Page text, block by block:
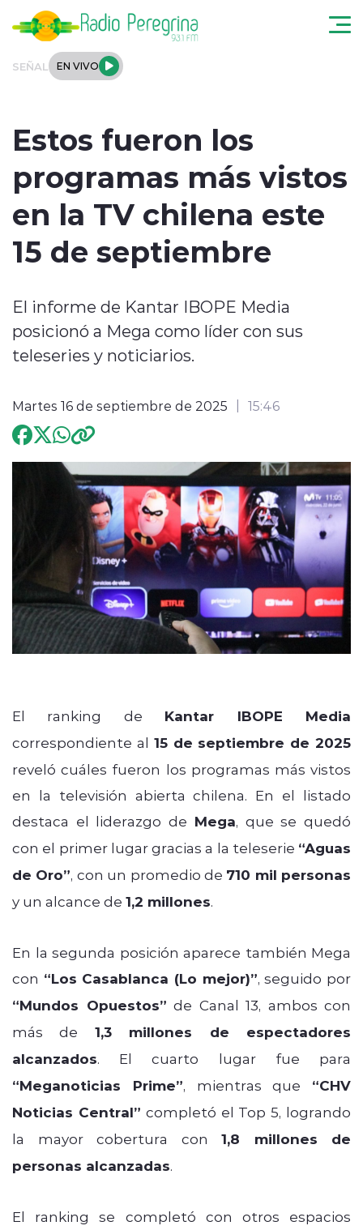
SEÑAL EN VIVO
Tendencias
Podcast
Deportes
Entrevistas
modo claro
Estos fueron los
programas más vistos
en la TV chilena este
15 de septiembre
El informe de Kantar IBOPE Media
posicionó a Mega como líder con sus
teleseries y noticiarios.
Martes 16 de septiembre de 2025 15:46
El ranking de Kantar IBOPE Media
correspondiente al 15 de septiembre de 2025
reveló cuáles fueron los programas más vistos
en la televisión abierta chilena. En el listado
destaca el liderazgo de Mega, que se quedó
con el primer lugar gracias a la teleserie “Aguas
de Oro”, con un promedio de 710 mil personas
y un alcance de 1,2 millones.
En la segunda posición aparece también Mega
con “Los Casablanca (Lo mejor)”, seguido por
“Mundos Opuestos” de Canal 13, ambos con
más de 1,3 millones de espectadores
alcanzados. El cuarto lugar fue para
“Meganoticias Prime”, mientras que “CHV
Noticias Central” completó el Top 5, logrando
la mayor cobertura con 1,8 millones de
personas alcanzadas.
El ranking se completó con otros espacios